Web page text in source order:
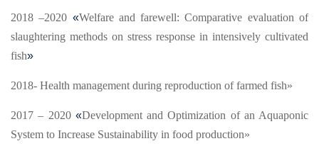
2018 –2020 «Welfare and farewell: Comparative evaluation of
slaughtering methods on stress response in intensively cultivated
fish»
2018- Health management during reproduction of farmed fish»
2017 – 2020 «Development and Optimization of an Aquaponic
System to Increase Sustainability in food production»